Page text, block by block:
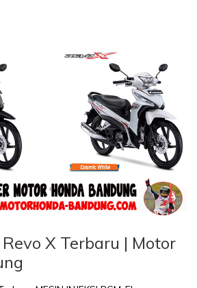
X Terbaru | Motor